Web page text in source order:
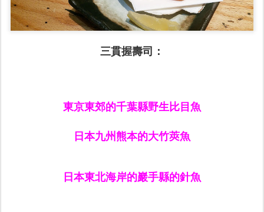
三貫握壽司：
東京東郊的千葉縣野生比目魚
日本九州熊本的大竹莢魚
日本東北海岸的巖手縣的針魚